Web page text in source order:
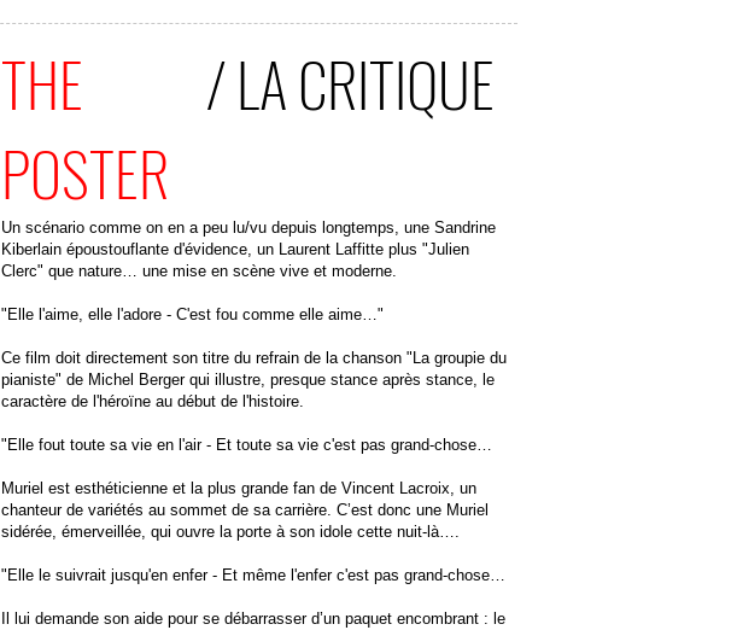
THE
POSTER
Un scénario comme on en a peu lu/vu depuis longtemps, une Sandrine
Kiberlain époustouflante d'évidence, un Laurent Laffitte plus "Julien
Clerc" que nature… une mise en scène vive et moderne.
"Elle l'aime, elle l'adore - C'est fou comme elle aime…"
Ce film doit directement son titre du refrain de la chanson "La groupie du
pianiste" de Michel Berger qui illustre, presque stance après stance, le
caractère de l'héroïne au début de l'histoire.
"Elle fout toute sa vie en l'air - Et toute sa vie c'est pas grand-chose…
Muriel est esthéticienne et la plus grande fan de Vincent Lacroix, un
chanteur de variétés au sommet de sa carrière. C’est donc une Muriel
sidérée, émerveillée, qui ouvre la porte à son idole cette nuit-là….
"Elle le suivrait jusqu'en enfer - Et même l'enfer c'est pas grand-chose…
Il lui demande son aide pour se débarrasser d’un paquet encombrant : le
/ LA CRITIQUE